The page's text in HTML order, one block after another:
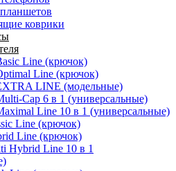
коврики
Line (крючок)
Line (крючок)
LINE (модельные)
Cap 6 в 1 (универсальные)
Line 10 в 1 (универсальные)
Line (крючок)
Line (крючок)
Hybrid Line 10 в 1